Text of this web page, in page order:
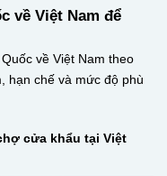
về Việt Nam để
về Việt Nam theo
hạn chế và mức độ phù
cửa khẩu tại Việt